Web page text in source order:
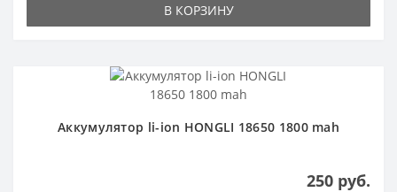
В КОРЗИНУ
Аккумулятор li-ion HONGLI 18650 1800 mah
250 руб.